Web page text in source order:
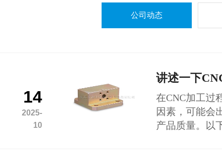
公司动态
14
2025-
10
讲述一下
在CNC加工过
因素，可能会
产品质量。以